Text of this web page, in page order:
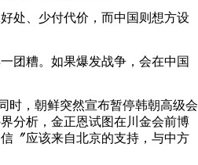
处、少付代价，而中国则想方设
团糟。如果爆发战争，会在中国
时，朝鲜突然宣布暂停韩朝高级会
分析，金正恩试图在川金会前博
〞应该来自北京的支持，与中方